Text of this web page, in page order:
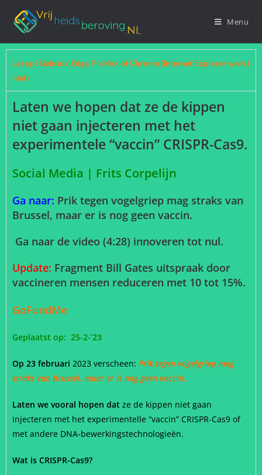
Menu
Let op! Gebruik Edge, Firefox of Chrome (Internet Explorer werkt
niet)
Laten we hopen dat ze de kippen
niet gaan injecteren met het
experimentele “vaccin” CRISPR-Cas9.
Social Media | Frits Corpelijn
Ga naar: Prik tegen vogelgriep mag straks van
Brussel, maar er is nog geen vaccin.
Ga naar de video (4:28) innoveren tot nul.
Update: Fragment Bill Gates uitspraak door
vaccineren mensen reduceren met 10 tot 15%.
GoFundMe
Geplaatst op: 25-2-’23
Op 23 februari 2023 verscheen: Prik tegen vogelgriep mag
straks van Brussel, maar er is nog geen vaccin.
Laten we vooral hopen dat ze de kippen niet gaan
injecteren met het experimentelle “vaccin” CRISPR-Cas9 of
met andere DNA-bewerkingstechnologieën.
Wat is CRISPR-Cas9?